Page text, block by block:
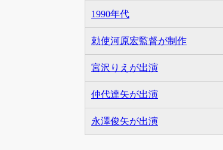
1990年代
勅使河原宏監督が制作
宮沢りえが出演
仲代達矢が出演
永澤俊矢が出演